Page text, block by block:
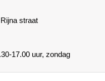
straat
17.00 uur, zondag